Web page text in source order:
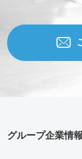
グループ企業情報